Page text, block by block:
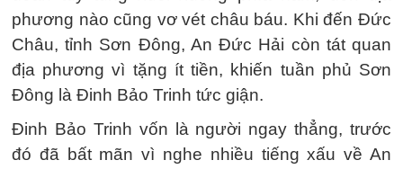
phương nào cũng vơ vét châu báu. Khi đến Đức
Châu, tỉnh Sơn Đông, An Đức Hải còn tát quan
địa phương vì tặng ít tiền, khiến tuần phủ Sơn
Đông là Đinh Bảo Trinh tức giận.
Đinh Bảo Trinh vốn là người ngay thẳng, trước
đó đã bất mãn vì nghe nhiều tiếng xấu về An